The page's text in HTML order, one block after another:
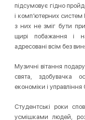
підсумовує гідно
і комп’ютерних
з них не зміг бути
щирі побажання і
адресовані всім без
Музичні вітання
свята, здобувачка
економіки і
Студентські роки
усмішками людей,